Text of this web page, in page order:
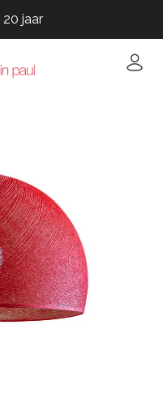
20 jaar
jaar
jaar